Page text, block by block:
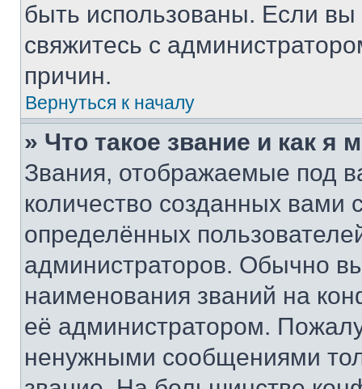
быть использованы. Если
свяжитесь с
причин.
Вернуться к началу
» Что такое звание и как я
Звания, отображаемые под
количество созданных
определённых
администраторов. Обычно
наименования званий на
её администратором.
ненужными сообщениями